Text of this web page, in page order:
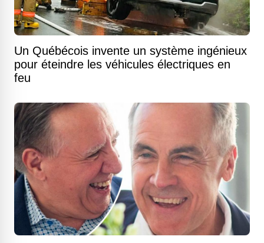
Un Québécois invente un système ingénieux
pour éteindre les véhicules électriques en
feu